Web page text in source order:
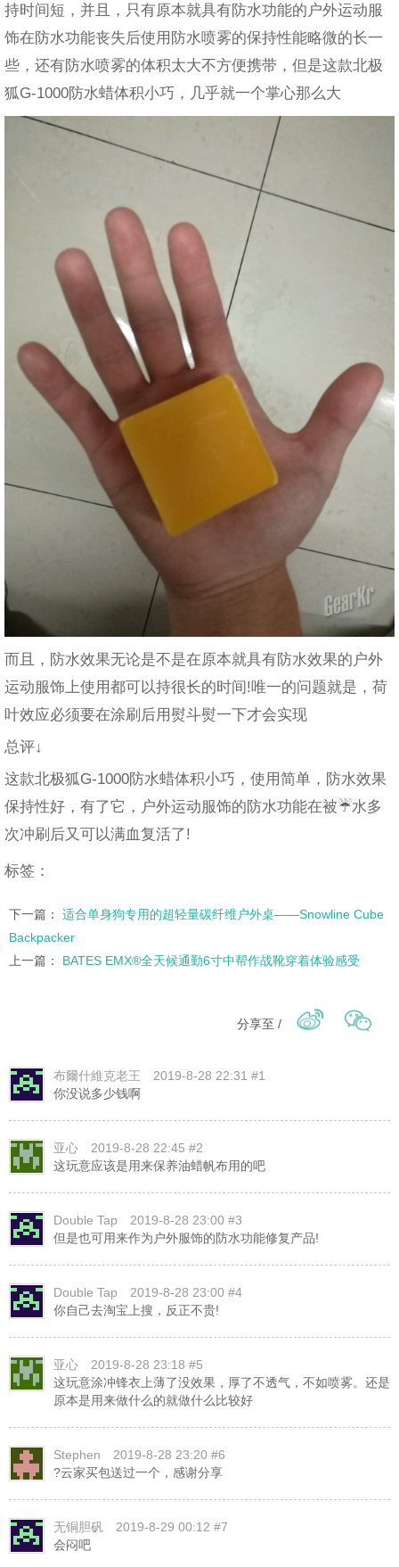
持时间短，并且，只有原本就具有防水功能的户外运动服
饰在防水功能丧失后使用防水喷雾的保持性能略微的长一
些，还有防水喷雾的体积太大不方便携带，但是这款北极
狐G-1000防水蜡体积小巧，几乎就一个掌心那么大
而且，防水效果无论是不是在原本就具有防水效果的户外
运动服饰上使用都可以持很长的时间!唯一的问题就是，荷
叶效应必须要在涂刷后用熨斗熨一下才会实现
总评↓
这款北极狐G-1000防水蜡体积小巧，使用简单，防水效果
保持性好，有了它，户外运动服饰的防水功能在被☔️水多
次冲刷后又可以满血复活了!
标签：
下一篇： 适合单身狗专用的超轻量碳纤维户外桌——Snowline Cube
Backpacker
上一篇： BATES EMX®全天候通勤6寸中帮作战靴穿着体验感受
分享至 /
布爾什維克老王
2019-8-28 22:31 #1
你没说多少钱啊
亚心
2019-8-28 22:45 #2
这玩意应该是用来保养油蜡帆布用的吧
Double Tap
2019-8-28 23:00 #3
但是也可用来作为户外服饰的防水功能修复产品!
Double Tap
2019-8-28 23:00 #4
你自己去淘宝上搜，反正不贵!
亚心
2019-8-28 23:18 #5
这玩意涂冲锋衣上薄了没效果，厚了不透气，不如喷雾。还是
原本是用来做什么的就做什么比较好
Stephen
2019-8-28 23:20 #6
?云家买包送过一个，感谢分享
无铜胆矾
2019-8-29 00:12 #7
会闷吧